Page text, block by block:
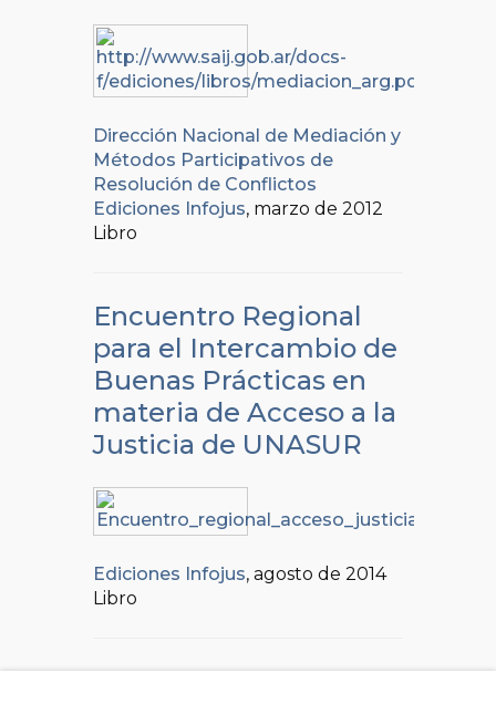
Dirección Nacional de Mediación y
Métodos Participativos de
Resolución de Conflictos
Ediciones Infojus, marzo de 2012
Libro
Encuentro Regional
para el Intercambio de
Buenas Prácticas en
materia de Acceso a la
Justicia de UNASUR
Ediciones Infojus, agosto de 2014
Libro